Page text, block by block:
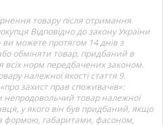
товару після отримання
Відповідно до закону України
ви можете протягом 14 днів з
обміняти товар, придбаний в
всіх норм передбачених законом.
належної якості стаття 9.
захист прав споживачів»:
непродовольчий товар належної
у якого він був придбаний, якщо
формою, габаритами, фасоном,